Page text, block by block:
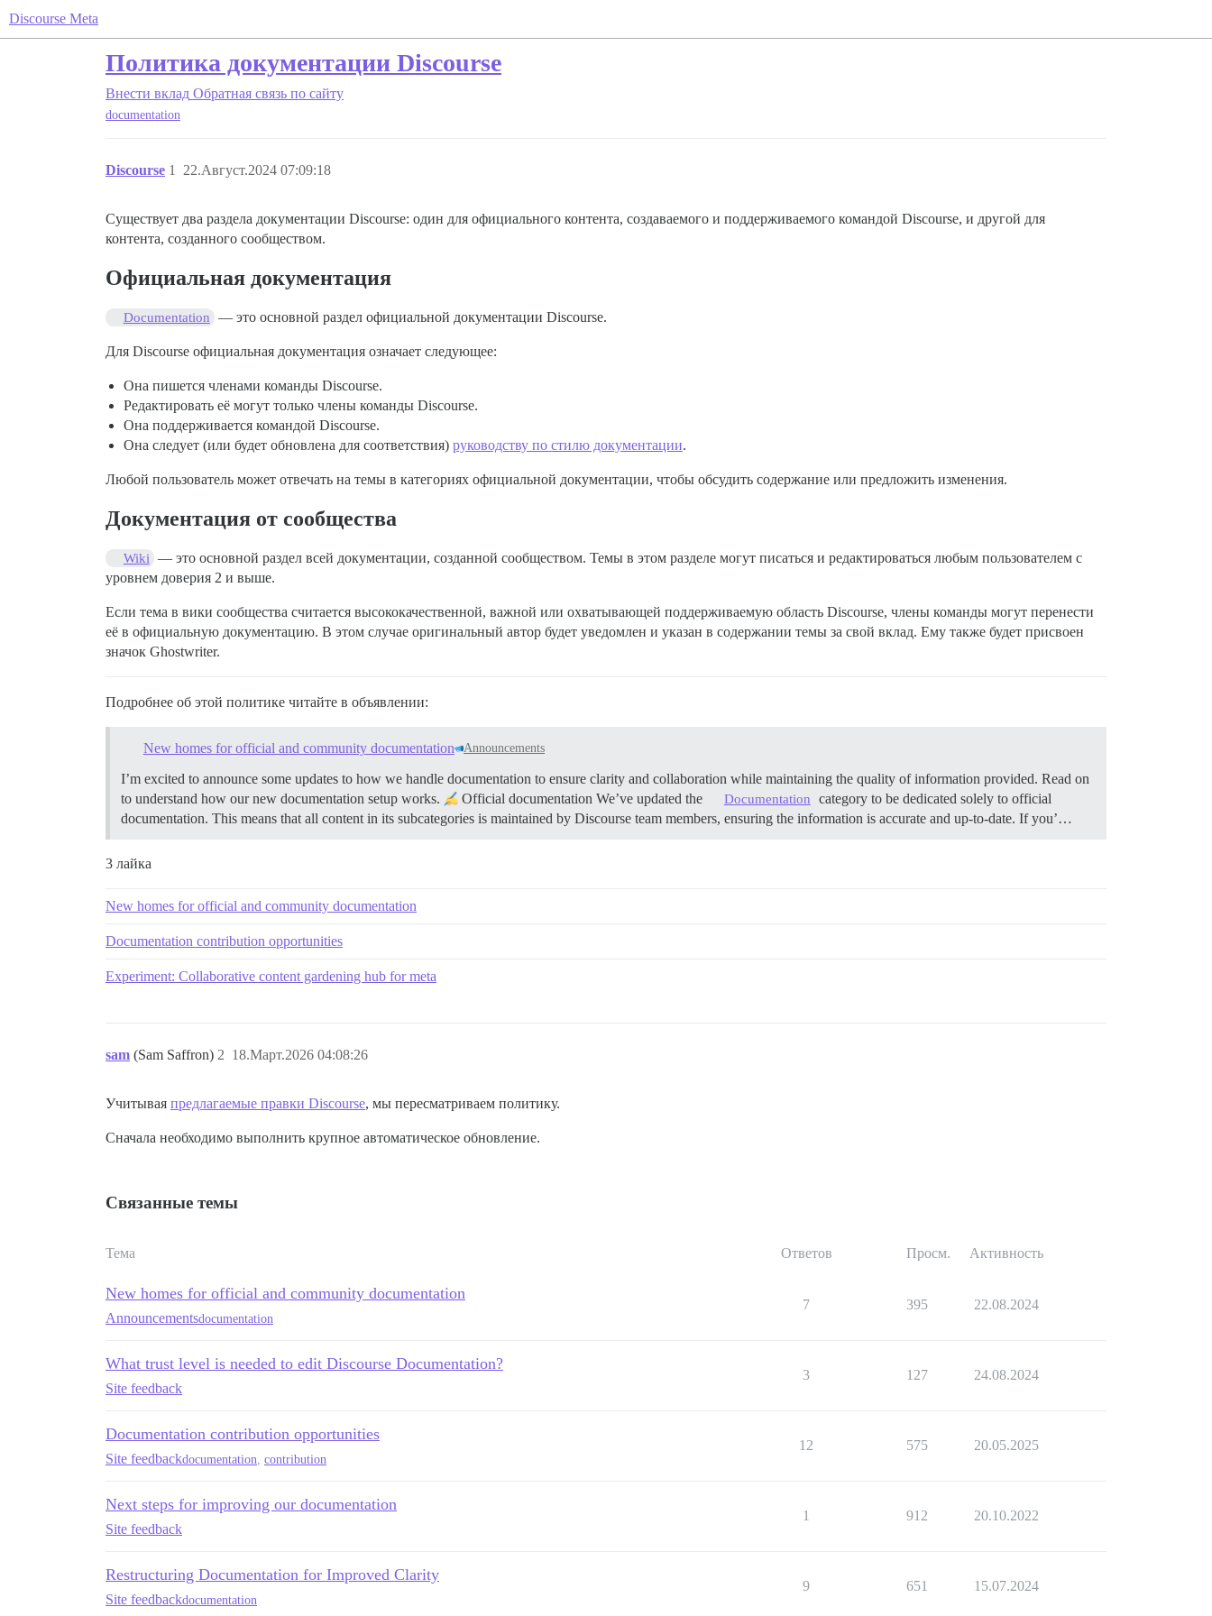
Discourse Meta
Политика документации Discourse
Внести вклад Обратная связь по сайту
documentation
Discourse 22.Август.2024 07:09:18
1
Существует два раздела документации Discourse: один для официального контента, создаваемого и поддерживаемого командой Discourse, и другой для
контента, созданного сообществом.
Официальная документация
Documentation — это основной раздел официальной документации Discourse.
Для Discourse официальная документация означает следующее:
Она пишется членами команды Discourse.
Редактировать её могут только члены команды Discourse.
Она поддерживается командой Discourse.
Она следует (или будет обновлена для соответствия) руководству по стилю документации.
Любой пользователь может отвечать на темы в категориях официальной документации, чтобы обсудить содержание или предложить изменения.
Документация от сообщества
Wiki — это основной раздел всей документации, созданной сообществом. Темы в этом разделе могут писаться и редактироваться любым пользователем с
уровнем доверия 2 и выше.
Если тема в вики сообщества считается высококачественной, важной или охватывающей поддерживаемую область Discourse, члены команды могут перенести
её в официальную документацию. В этом случае оригинальный автор будет уведомлен и указан в содержании темы за свой вклад. Ему также будет присвоен
значок Ghostwriter.
Подробнее об этой политике читайте в объявлении:
New homes for official and community documentation Announcements
I’m excited to announce some updates to how we handle documentation to ensure clarity and collaboration while maintaining the quality of information provided. Read on
to understand how our new documentation setup works.
Official documentation We’ve updated the Documentation
category to be dedicated solely to official
documentation. This means that all content in its subcategories is maintained by Discourse team members, ensuring the information is accurate and up-to-date. If you’…
3 лайка
New homes for official and community documentation
Documentation contribution opportunities
Experiment: Collaborative content gardening hub for meta
sam (Sam Saffron) 18.Март.2026 04:08:26
2
Учитывая предлагаемые правки Discourse, мы пересматриваем политику.
Сначала необходимо выполнить крупное автоматическое обновление.
Связанные темы
Тема Ответов Просм. Активность
New homes for official and community documentation
Announcementsdocumentation
7 395 22.08.2024
What trust level is needed to edit Discourse Documentation?
Site feedback
3 127 24.08.2024
Documentation contribution opportunities
Site feedbackdocumentation contribution
12 575 20.05.2025
Next steps for improving our documentation
Site feedback
1 912 20.10.2022
Restructuring Documentation for Improved Clarity
Site feedbackdocumentation
9 651 15.07.2024